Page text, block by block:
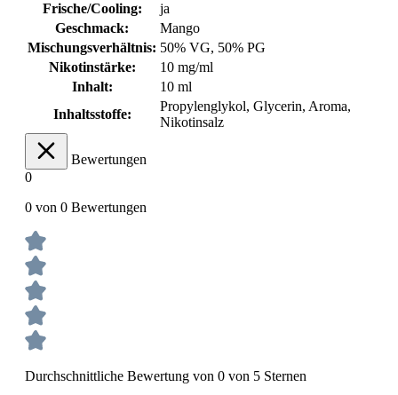
Frische/Cooling:
ja
Geschmack:
Mango
Mischungsverhältnis: 50% VG, 50% PG
Nikotinstärke:
10 mg/ml
Inhalt:
10 ml
Inhaltsstoffe:
Propylenglykol, Glycerin, Aroma,
Nikotinsalz
Bewertungen
0
0 von 0 Bewertungen
Durchschnittliche Bewertung von 0 von 5 Sternen